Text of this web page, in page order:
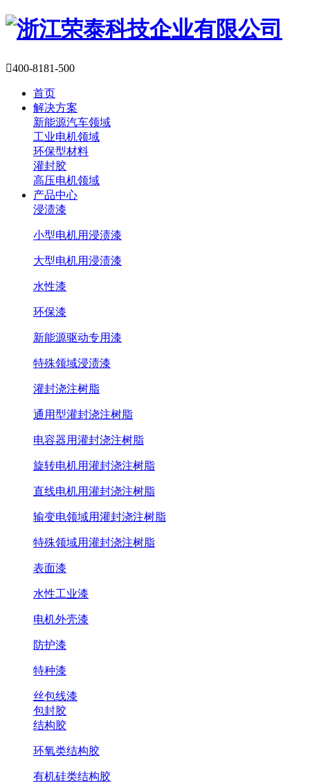
400-8181-500
首页
解决方案
新能源汽车领域
工业电机领域
环保型材料
灌封胶
高压电机领域
产品中心
浸渍漆
小型电机用浸渍漆
大型电机用浸渍漆
水性漆
环保漆
新能源驱动专用漆
特殊领域浸渍漆
灌封浇注树脂
通用型灌封浇注树脂
电容器用灌封浇注树脂
旋转电机用灌封浇注树脂
直线电机用灌封浇注树脂
输变电领域用灌封浇注树脂
特殊领域用灌封浇注树脂
表面漆
水性工业漆
电机外壳漆
防护漆
特种漆
丝包线漆
包封胶
结构胶
环氧类结构胶
有机硅类结构胶